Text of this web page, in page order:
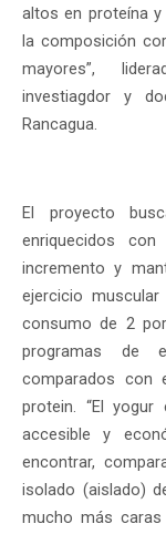
altos en proteína
la composición
mayores”,
investiagdor y
Rancagua.
El proyecto
enriquecidos
incremento y
ejercicio
consumo de 2
programas de
comparados con
protein. “El
accesible y
encontrar,
isolado (aislado)
mucho más